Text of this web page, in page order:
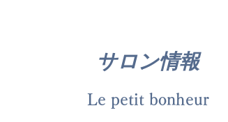
サロン情報
Le petit bonheur